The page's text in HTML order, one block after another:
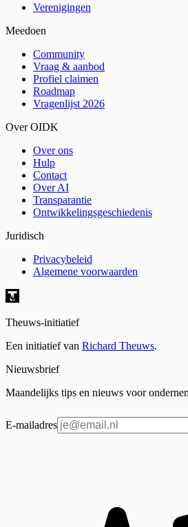
Verenigingen
Meedoen
Community
Vraag & aanbod
Profiel claimen
Roadmap
Vragenlijst 2026
Over OIDK
Over ons
Hulp
Contact
Over AI
Transparantie
Ontwikkelingsgeschiedenis
Juridisch
Privacybeleid
Algemene voorwaarden
Theuws-initiatief
Een initiatief van Richard Theuws.
Nieuwsbrief
Maandelijks tips en nieuws voor
E-mailadres